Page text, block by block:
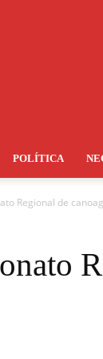
POLÍTICA
Regional de